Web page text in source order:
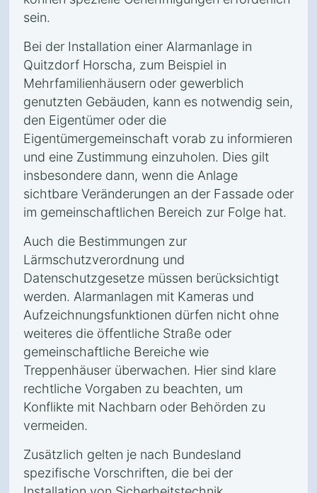
sein.
Bei der Installation einer Alarmanlage in
Quitzdorf Horscha, zum Beispiel in
Mehrfamilienhäusern oder gewerblich
genutzten Gebäuden, kann es notwendig sein,
den Eigentümer oder die
Eigentümergemeinschaft vorab zu informieren
und eine Zustimmung einzuholen. Dies gilt
insbesondere dann, wenn die Anlage
sichtbare Veränderungen an der Fassade oder
im gemeinschaftlichen Bereich zur Folge hat.
Auch die Bestimmungen zur
Lärmschutzverordnung und
Datenschutzgesetze müssen berücksichtigt
werden. Alarmanlagen mit Kameras und
Aufzeichnungsfunktionen dürfen nicht ohne
weiteres die öffentliche Straße oder
gemeinschaftliche Bereiche wie
Treppenhäuser überwachen. Hier sind klare
rechtliche Vorgaben zu beachten, um
Konflikte mit Nachbarn oder Behörden zu
vermeiden.
Zusätzlich gelten je nach Bundesland
spezifische Vorschriften, die bei der